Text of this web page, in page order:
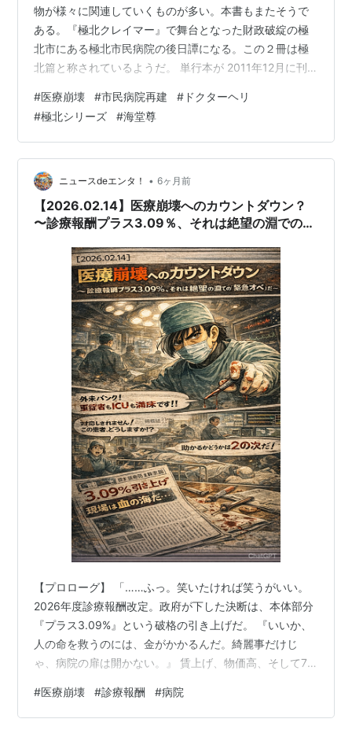
物が様々に関連していくものが多い。本書もまたそうで
ある。『極北クレイマー』で舞台となった財政破綻の極
北市にある極北市民病院の後日譚になる。この２冊は極
北篇と称されているようだ。 単行本が 2011年12月に刊
世良雅志が本作で活躍する。 『極北クレイマー』で、リ
スクマネジメント委員会委員長にさせられた今中良夫医
師が病院に正式に就職し、世良院長のもとで副院長兼外
科部長になっている。 とは言いながら、市民病院は再建
途上にあり、医師は世良と今中の二人だけ。 どいういう
方策で世良はこの病院を再建しようと…
#医療崩壊 #市民病院再建 # ドクターヘリ
#極北シリーズ #海堂尊
ニュースdeエンタ！ • 6ヶ月前
【2026.02.14】医療崩壊へのカウントダウン？
〜診療報酬プラス3.09％、それは絶望の淵での
【プロローグ】 「……ふっ。笑いたければ笑うがいい。
2026年度診療報酬改定。政府が下した決断は、本体部分
『プラス3.09%』という破格の引き上げだ。 『いいか、
人の命を救うのには、金がかかるんだ。綺麗事だけじ
ゃ、病院の扉は開かない。』 賃上げ、物価高、そして7
を繋ぎ止めるために、国民にはさらなる『窓口負担』と
いう名の支払いが求められる。……よろしい、これが現代
#医療崩壊 #診療報酬 #病院